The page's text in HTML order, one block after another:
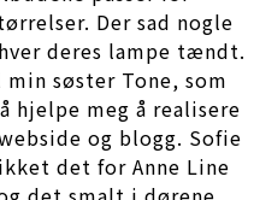
Der sad nogle
deres lampe tændt.
søster Tone, som
hjelpe meg å realisere
og blogg. Sofie
det for Anne Line